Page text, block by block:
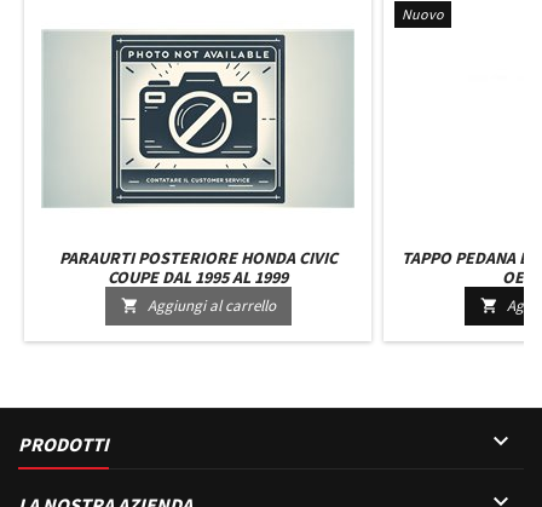
PARAURTI POSTERIORE HONDA CIVIC
COUPE DAL 1995 AL 1999
 Aggiungi al carrello
Nuovo
TAPPO PEDANA
OE

PRODOTTI 